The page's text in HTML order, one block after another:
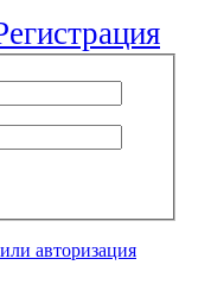
авторизация